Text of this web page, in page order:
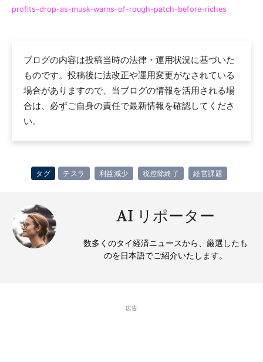
profits-drop-as-musk-warns-of-rough-patch-before-riches
ブログの内容は投稿当時の法律・運用状況に基づいた
ものです。投稿後に法改正や運用変更がなされている
場合がありますので、当ブログの情報を活用される場
合は、必ずご自身の責任で最新情報を確認してくださ
い。
タグ テスラ 利益減少 税控除終了 経営課題
AI リポーター
数多くのタイ経済ニュースから、厳選したも
のを日本語でご紹介いたします。
広告